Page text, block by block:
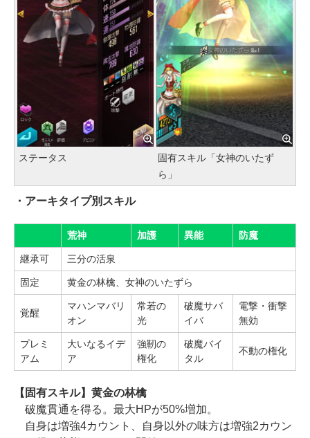
ステータス
固有スキル「女神のいたず
ら」
・アーキタイプ別スキル
荒神 加護 異能 防魔
継承可 三分の活泉
固定 黄金の林檎、女神のいたずら
覚醒
マハンマバリ
オン
常若の
光
破魔サバ
イバ
電撃・衝撃
無効
プレミ
アム
大いなるイデ
ア
強靭の
権化
破魔バイ
タル
不動の権化
【固有スキル】黄金の林檎
破魔貫通を得る。最大HPが50%増加。
自身は増強4カウント、自身以外の味方は増強2カウン